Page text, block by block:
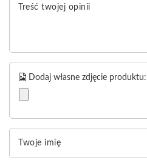
Treść twojej opinii
Dodaj własne zdjęcie produktu:
Twoje imię